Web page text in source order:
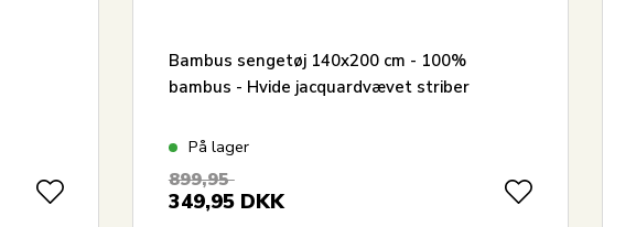
Bambus sengetøj 140x200 cm - 100%
bambus - Hvide jacquardvævet striber
På lager
899,95
349,95 DKK